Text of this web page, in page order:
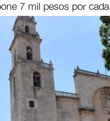
7 mil pesos por